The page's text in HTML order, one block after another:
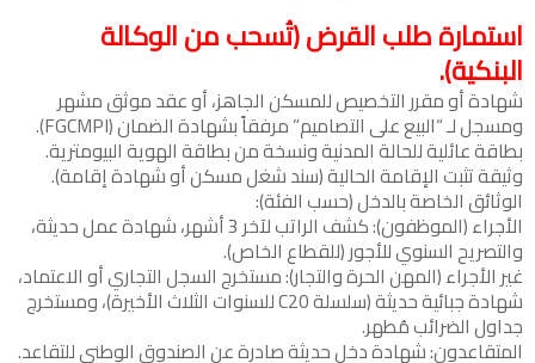
استمارة طلب القرض (تُسحب من الوكالة
البنكية).
شهادة أو مقرر التخصيص للمسكن الجاهز، أو عقد موثق مشهر
ومسجل لـ “البيع على التصاميم” مرفقاً بشهادة الضمان (FGCMPI).
بطاقة عائلية للحالة المدنية ونسخة من بطاقة الهوية البيومترية.
وثيقة تثبت الإقامة الحالية (سند شغل مسكن أو شهادة إقامة).
الوثائق الخاصة بالدخل (حسب الفئة):
الأجراء (الموظفون): كشف الراتب لآخر 3 أشهر، شهادة عمل حديثة،
والتصريح السنوي للأجور (للقطاع الخاص).
غير الأجراء (المهن الحرة والتجار): مستخرج السجل التجاري أو الاعتماد،
شهادة جبائية حديثة (سلسلة C20 للسنوات الثلاث الأخيرة)، ومستخرج
جداول الضرائب مُطهر.
المتقاعدون: شهادة دخل حديثة صادرة عن الصندوق الوطني للتقاعد.